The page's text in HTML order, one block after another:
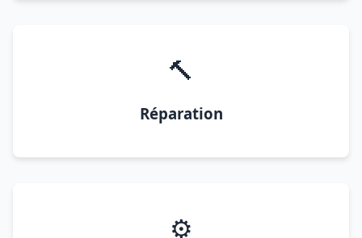
🔨
Réparation
⚙️